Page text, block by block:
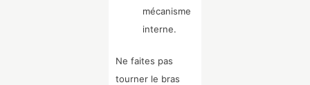
mécanisme
interne.
Ne faites pas
tourner le bras